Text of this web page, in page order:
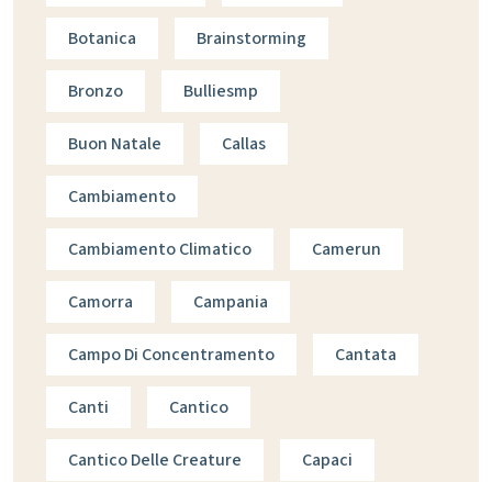
Botanica Brainstorming
Bronzo Bulliesmp
Buon Natale Callas
Cambiamento
Cambiamento Climatico Camerun
Camorra Campania
Campo Di Concentramento Cantata
Canti Cantico
Cantico Delle Creature Capaci